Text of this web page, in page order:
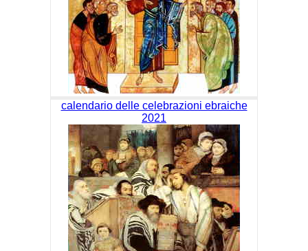
calendario delle celebrazioni ebraiche
2021